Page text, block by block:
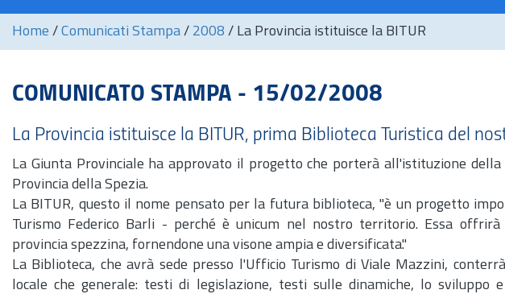
Home / Comunicati Stampa / 2008 / La Provincia istituisce la BITUR
COMUNICATO STAMPA - 15/02/2008
La Provincia istituisce la BITUR, prima Biblioteca Turistica del
La Giunta Provinciale ha approvato il progetto che porterà all'istituzione
Provincia della Spezia.
La BITUR, questo il nome pensato per la futura biblioteca, "è un progetto
Turismo Federico Barli - perché è unicum nel nostro territorio. Essa
provincia spezzina, fornendone una visone ampia e diversificata."
La Biblioteca, che avrà sede presso l'Ufficio Turismo di Viale Mazzini,
locale che generale: testi di legislazione, testi sulle dinamiche, lo